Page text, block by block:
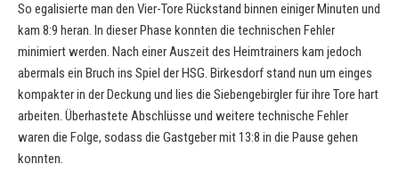
So egalisierte man den Vier-Tore Rückstand binnen einiger Minuten und
kam 8:9 heran. In dieser Phase konnten die technischen Fehler
minimiert werden. Nach einer Auszeit des Heimtrainers kam jedoch
abermals ein Bruch ins Spiel der HSG. Birkesdorf stand nun um einges
kompakter in der Deckung und lies die Siebengebirgler für ihre Tore hart
arbeiten. Überhastete Abschlüsse und weitere technische Fehler
waren die Folge, sodass die Gastgeber mit 13:8 in die Pause gehen
konnten.